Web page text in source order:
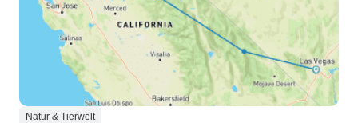
Natur & Tierwelt